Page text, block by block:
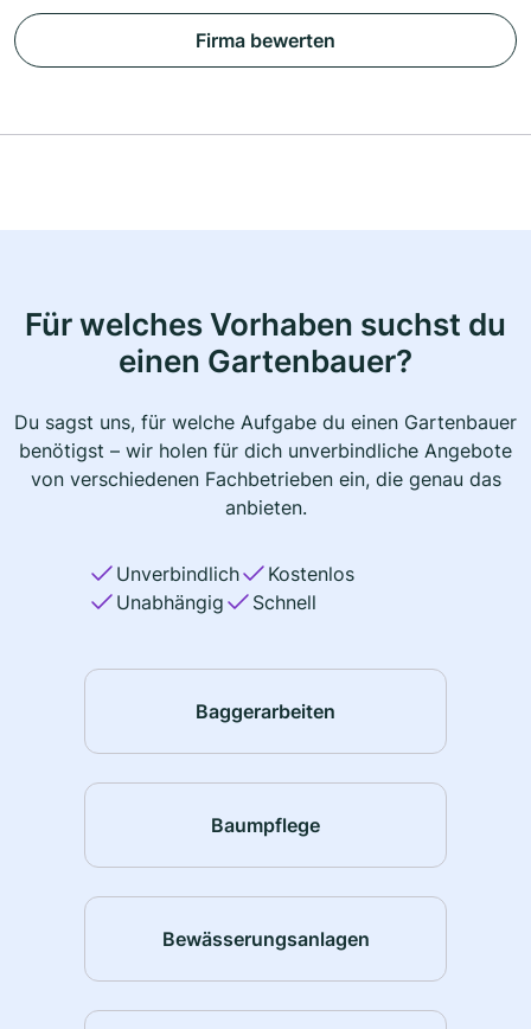
Firma bewerten
Für welches Vorhaben suchst du
einen Gartenbauer?
Du sagst uns, für welche Aufgabe du einen Gartenbauer
benötigst – wir holen für dich unverbindliche Angebote
von verschiedenen Fachbetrieben ein, die genau das
anbieten.
Unverbindlich
Kostenlos
Unabhängig
Schnell
Baggerarbeiten
Baumpflege
Bewässerungsanlagen